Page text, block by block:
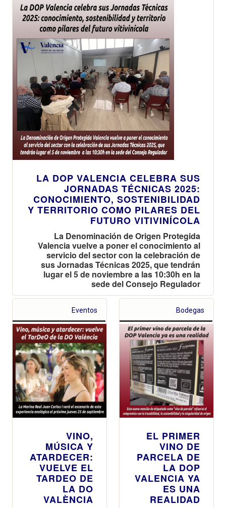
LA DOP VALENCIA CELEBRA SUS
JORNADAS TÉCNICAS 2025:
CONOCIMIENTO, SOSTENIBILIDAD
Y TERRITORIO COMO PILARES DEL
FUTURO VITIVINÍCOLA
La Denominación de Origen Protegida
Valencia vuelve a poner el conocimiento al
servicio del sector con la celebración de
sus Jornadas Técnicas 2025, que tendrán
lugar el 5 de noviembre a las 10:30h en la
sede del Consejo Regulador
Eventos
VINO,
MÚSICA Y
ATARDECER:
VUELVE EL
TARDEO DE
LA DO
VALÈNCIA
Bodegas
EL PRIMER
VINO DE
PARCELA DE
LA DOP
VALENCIA YA
ES UNA
REALIDAD